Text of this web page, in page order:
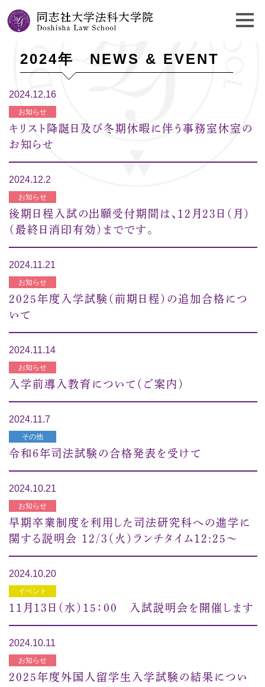
2024年 NEWS & EVENT
2024.12.16
お知らせ
キリスト降誕日及び冬期休暇に伴う事務室休室の
お知らせ
2024.12.2
お知らせ
後期日程入試の出願受付期間は、12月23日（月）
（最終日消印有効）までです。
2024.11.21
お知らせ
2025年度入学試験（前期日程）の追加合格につ
いて
2024.11.14
お知らせ
入学前導入教育について（ご案内）
2024.11.7
その他
令和６年司法試験の合格発表を受けて
2024.10.21
お知らせ
早期卒業制度を利用した司法研究科への進学に
関する説明会 12/3（火）ランチタイム12:25〜
2024.10.20
イベント
11月13日（水）15：00 入試説明会を開催します
2024.10.11
お知らせ
2025年度外国人留学生入学試験の結果につい